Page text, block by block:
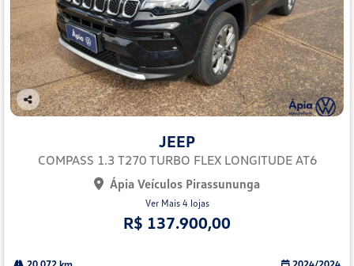
Co
JEEP
COMPASS 1.3 T270 TURBO FLEX LONGITUDE AT6
Ápia Veículos Pirassununga
Ver Mais 4 lojas
R$ 137.900,00